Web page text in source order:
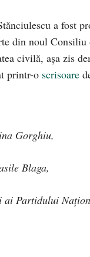
a fost
din noul
civilă, așa zis
printr-o scrisoare
Gorghiu,
Blaga,
ai Partidului